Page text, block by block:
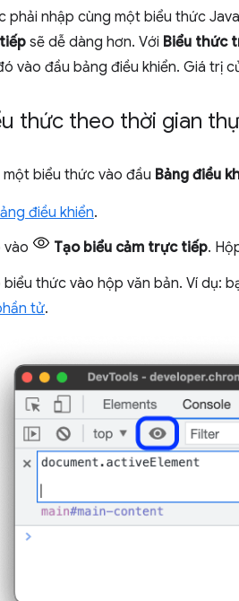
phải nhập cùng một biểu thức
sẽ dễ dàng hơn. Với Biểu thức
vào đầu bảng điều khiển. Giá trị
thức theo thời gian
một biểu thức vào đầu Bảng điều
điều khiển.
vào
Tạo biểu cảm trực tiếp.
biểu thức vào hộp văn bản. Ví dụ:
tử.